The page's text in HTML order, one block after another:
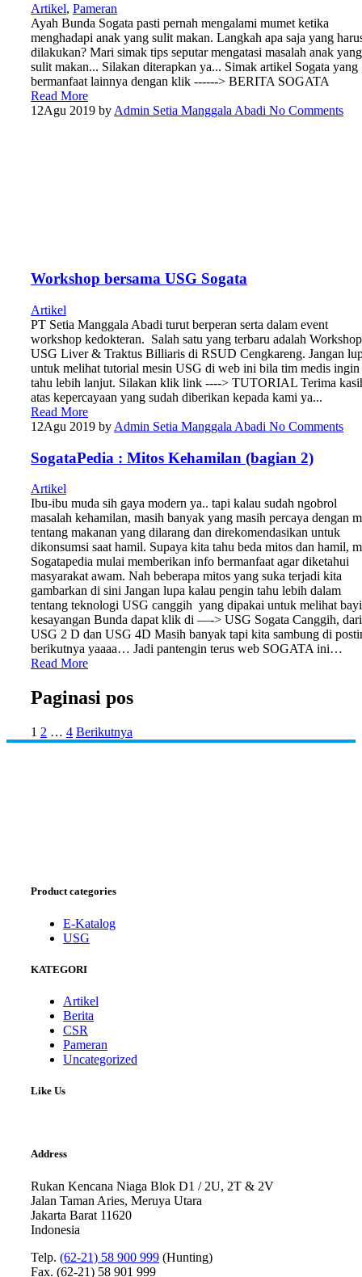
Artikel, Pameran
Ayah Bunda Sogata pasti pernah mengalami mumet ketika
menghadapi anak yang sulit makan. Langkah apa saja yang
dilakukan? Mari simak tips seputar mengatasi masalah anak yang
sulit makan... Silakan diterapkan ya... Simak artikel Sogata yang
bermanfaat lainnya dengan klik ------> BERITA SOGATA
Read More
12Agu 2019 by Admin Setia Manggala Abadi No Comments
Workshop bersama USG Sogata
Artikel
PT Setia Manggala Abadi turut berperan serta dalam event
workshop kedokteran. Salah satu yang terbaru adalah Workshop
USG Liver & Traktus Billiaris di RSUD Cengkareng. Jangan
untuk melihat tutorial mesin USG di web ini bila tim medis ingin
tahu lebih lanjut. Silakan klik link ----> TUTORIAL Terima
atas kepercayaan yang sudah diberikan kepada kami ya...
Read More
12Agu 2019 by Admin Setia Manggala Abadi No Comments
SogataPedia : Mitos Kehamilan (bagian 2)
Artikel
Ibu-ibu muda sih gaya modern ya.. tapi kalau sudah ngobrol
masalah kehamilan, masih banyak yang masih percaya dengan
tentang makanan yang dilarang dan direkomendasikan untuk
dikonsumsi saat hamil. Supaya kita tahu beda mitos dan hamil,
Sogatapedia mulai memberikan info bermanfaat agar diketahui
masyarakat awam. Nah beberapa mitos yang suka terjadi kita
gambarkan di sini Jangan lupa kalau pengin tahu lebih dalam
tentang teknologi USG canggih yang dipakai untuk melihat bayi
kesayangan Bunda dapat klik di —-> USG Sogata Canggih, dari
USG 2 D dan USG 4D Masih banyak tapi kita sambung di
berikutnya yaaaa… Jadi pantengin terus web SOGATA ini…
Read More
Paginasi pos
1 2 … 4 Berikutnya
Product categories
E-Katalog
USG
KATEGORI
Artikel
Berita
CSR
Pameran
Uncategorized
Like Us
Address
Rukan Kencana Niaga Blok D1 / 2U, 2T & 2V
Jalan Taman Aries, Meruya Utara
Jakarta Barat 11620
Indonesia
Telp. (62-21) 58 900 999 (Hunting)
Fax. (62-21) 58 901 999